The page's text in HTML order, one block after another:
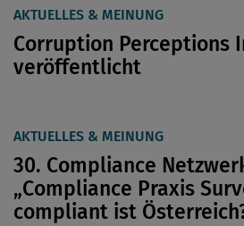
AKTUELLES & MEINUNG
Corruption Perceptions
veröffentlicht
AKTUELLES & MEINUNG
30. Compliance
„Compliance Praxis
compliant ist